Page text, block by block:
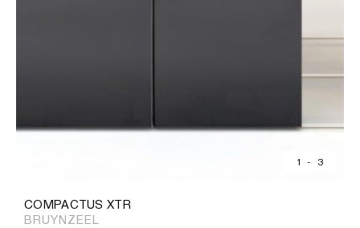
1 - 3
COMPACTUS XTR
BRUYNZEEL